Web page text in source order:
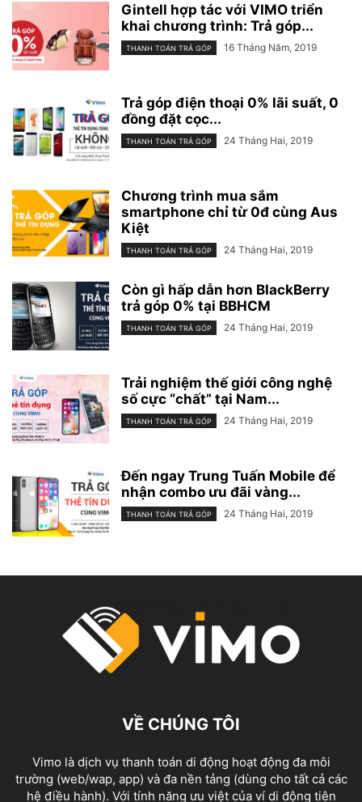
Gintell hợp tác với VIMO triển
khai chương trình: Trả góp...
THANH TOÁN TRẢ GÓP 16 Tháng Năm, 2019
Trả góp điện thoại 0% lãi suất, 0
đồng đặt cọc...
THANH TOÁN TRẢ GÓP 24 Tháng Hai, 2019
Chương trình mua sắm
smartphone chỉ từ 0đ cùng Aus
Kiệt
THANH TOÁN TRẢ GÓP 24 Tháng Hai, 2019
Còn gì hấp dẫn hơn BlackBerry
trả góp 0% tại BBHCM
THANH TOÁN TRẢ GÓP 24 Tháng Hai, 2019
Trải nghiệm thế giới công nghệ
số cực “chất” tại Nam...
THANH TOÁN TRẢ GÓP 24 Tháng Hai, 2019
Đến ngay Trung Tuấn Mobile để
nhận combo ưu đãi vàng...
THANH TOÁN TRẢ GÓP 24 Tháng Hai, 2019
VỀ CHÚNG TÔI
Vimo là dịch vụ thanh toán di động hoạt động đa môi
trường (web/wap, app) và đa nền tảng (dùng cho tất cả các
hệ điều hành). Với tính năng ưu việt của ví di động tiên